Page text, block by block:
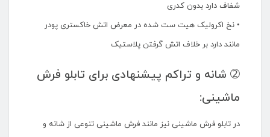
شفاف دارد بدون کدری
• نخ اکرولیک هیت ست شده در معرض اتش خاکستری پودر
مانند دارد بر خلاف اتش گرفتن پلاستیک
➁ شانه و تراکم پیشنهادی برای تابلو فرش
ماشینی:
در تابلو فرش ماشینی نیز مانند فرش ماشینی تنوعی از شانه و